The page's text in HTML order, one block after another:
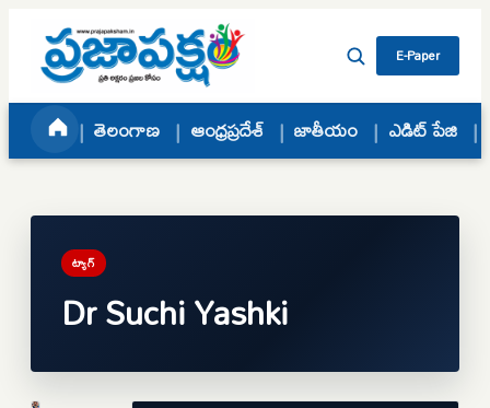
Skip to content
E-Paper
తెలంగాణ ఆంధ్రప్రదేశ్ జాతీయం ఎడిట్ పేజి
ట్యాగ్
Dr Suchi Yashki